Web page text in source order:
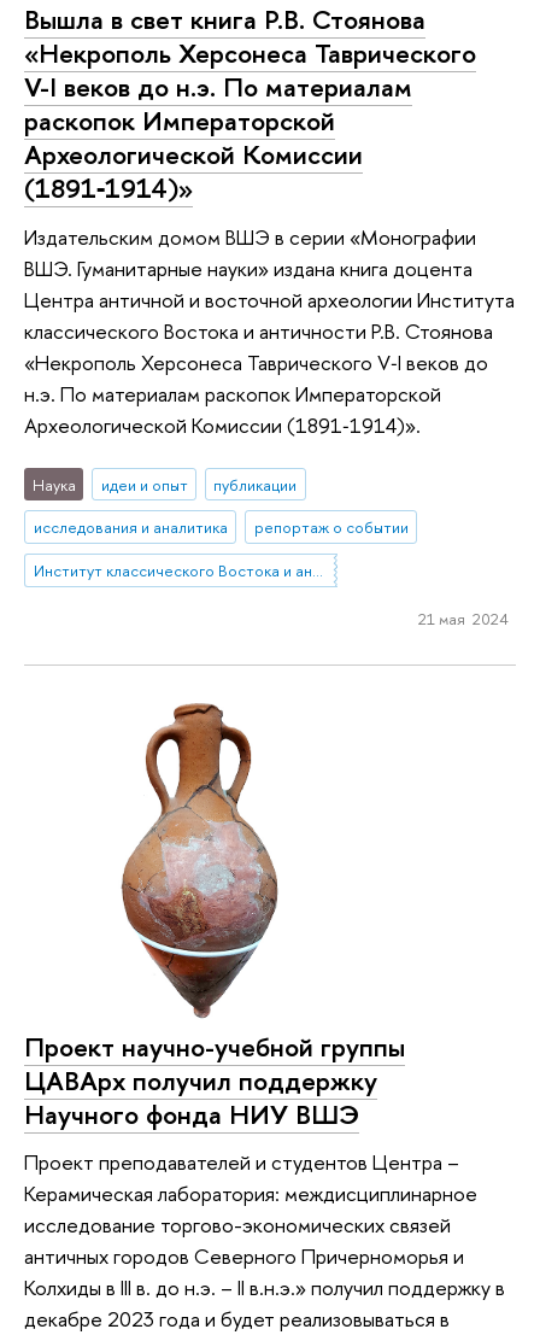
Вышла в свет книга Р.В. Стоянова
«Некрополь Херсонеса Таврического
V-I веков до н.э. По материалам
раскопок Императорской
Археологической Комиссии
(1891‑1914)»
Издательским домом ВШЭ в серии «Монографии
ВШЭ. Гуманитарные науки» издана книга доцента
Центра античной и восточной археологии Института
классического Востока и античности Р.В. Стоянова
«Некрополь Херсонеса Таврического V‑I веков до
н.э. По материалам раскопок Императорской
Археологической Комиссии (1891‑1914)».
Наука идеи и опыт
публикации
исследования и аналитика
репортаж о событии
Институт классического Востока и античности
21 мая 2024
Проект научно-учебной группы
ЦАВАрх получил поддержку
Научного фонда НИУ ВШЭ
Проект преподавателей и студентов Центра –
Керамическая лаборатория: междисциплинарное
исследование торгово-экономических связей
античных городов Северного Причерноморья и
Колхиды в III в. до н.э. – II в.н.э.» получил поддержку в
декабре 2023 года и будет реализовываться в